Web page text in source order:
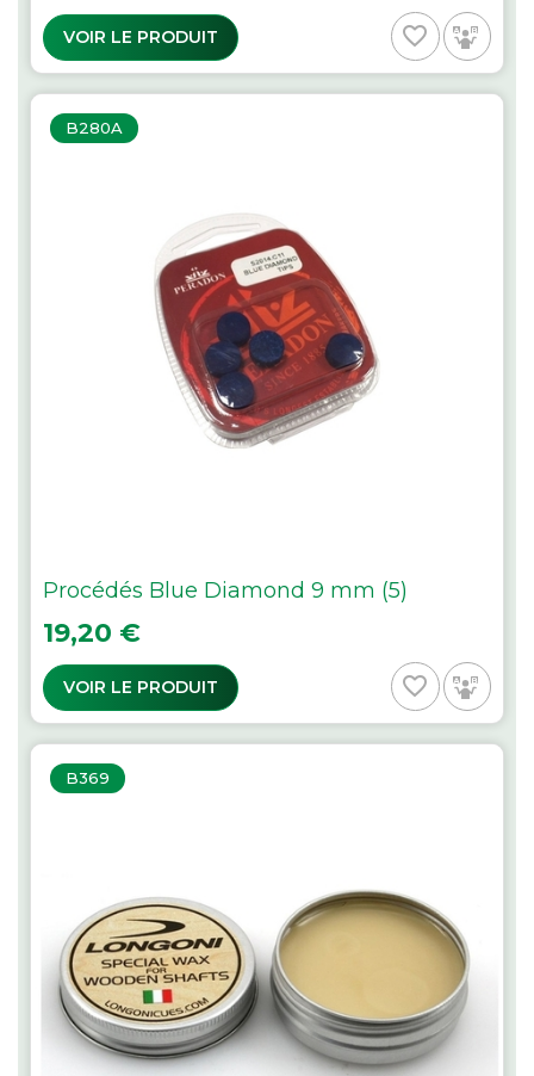
VOIR LE PRODUIT favorite_border
B280A
Procédés Blue Diamond 9 mm (5)
Prix
19,20 €
VOIR LE PRODUIT favorite_border
B369